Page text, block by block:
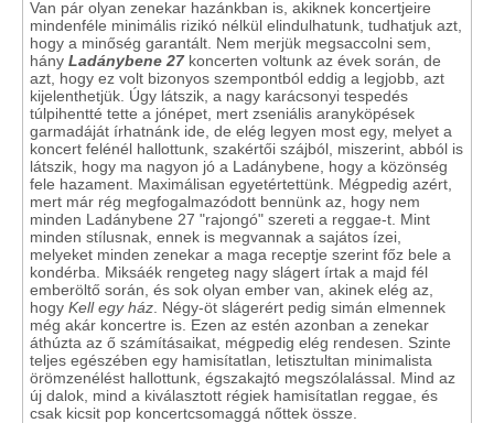
Van pár olyan zenekar hazánkban is, akiknek koncertjeire
mindenféle minimális rizikó nélkül elindulhatunk, tudhatjuk azt,
hogy a minőség garantált. Nem merjük megsaccolni sem,
hány Ladánybene 27koncerten voltunk az évek során, de
azt, hogy ez volt bizonyos szempontból eddig a legjobb, azt
kijelenthetjük. Úgy látszik, a nagy karácsonyi tespedés
túlpihentté tette a jónépet, mert zseniális aranyköpések
garmadáját írhatnánk ide, de elég legyen most egy, melyet a
koncert felénél hallottunk, szakértői szájból, miszerint, abból is
látszik, hogy ma nagyon jó a Ladánybene, hogy a közönség
fele hazament. Maximálisan egyetértettünk. Mégpedig azért,
mert már rég megfogalmazódott bennünk az, hogy nem
minden Ladánybene 27 "rajongó" szereti a reggae-t. Mint
minden stílusnak, ennek is megvannak a sajátos ízei,
melyeket minden zenekar a maga receptje szerint főz bele a
kondérba. Miksáék rengeteg nagy slágert írtak a majd fél
emberöltő során, és sok olyan ember van, akinek elég az,
hogy Kell egy ház . Négy-öt slágerért pedig simán elmennek
még akár koncertre is. Ezen az estén azonban a zenekar
áthúzta az ő számításaikat, mégpedig elég rendesen. Szinte
teljes egészében egy hamisítatlan, letisztultan minimalista
örömzenélést hallottunk, égszakajtó megszólalással. Mind az
új dalok, mind a kiválasztott régiek hamisítatlan reggae, és
csak kicsit pop koncertcsomaggá nőttek össze.